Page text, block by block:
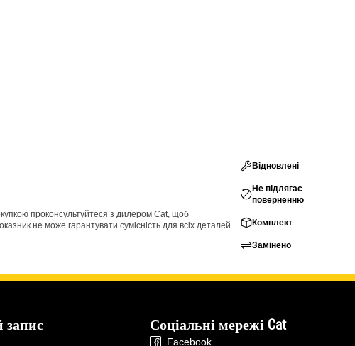
проконсультуйтеся з дилером Cat, щоб
не може гарантувати сумісність для всіх деталей.
Відновлені
Не підлягає
поверненню
Комплект
Замінено
запис Соціальні мережі Cat
Facebook